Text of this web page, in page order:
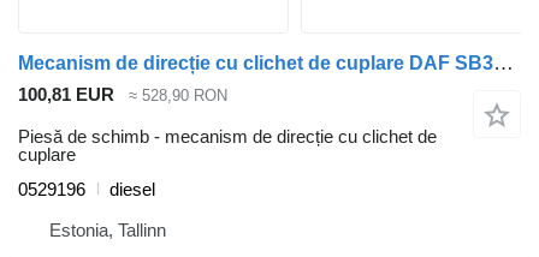
Mecanism de direcție cu clichet de cuplare DAF SB3000 (01.74-) 0529196 pentru autobuz DAF MB, B, FHD, EOS, DB, SB Bus (1970-2001)
100,81 EUR ≈ 528,90 RON
Piesă de schimb - mecanism de direcție cu clichet de
cuplare
0529196
diesel
Estonia, Tallinn